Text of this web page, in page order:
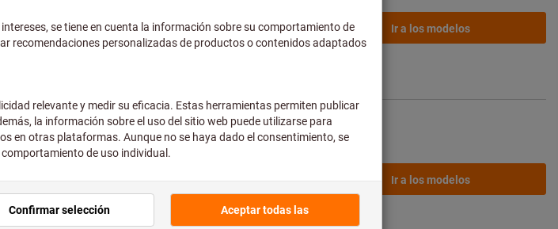
18,30 €
más IVA en la tarifa actualGastos de envío no
Ir a los modelos
más IVA en la tarifa actual
Gastos de envío no
incluidos
Ir a los modelos